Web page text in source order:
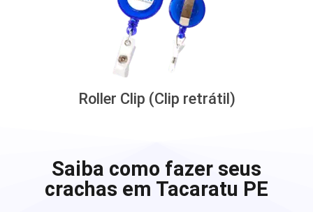
Roller Clip (Clip retrátil)
Saiba como fazer seus
crachas em Tacaratu PE